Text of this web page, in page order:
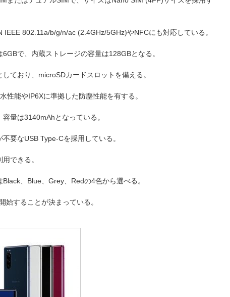
IEEE 802.11a/b/g/n/ac (2.4GHz/5GHz)やNFCにも対応している。
で、内蔵ストレージの容量は128GBとなる。
ており、microSDカードスロットを備える。
性能やIP6Xに準拠した防塵性能を有する。
量は3140mAhとなっている。
要なUSB Type-Cを採用している。
できる。
、Blue、Grey、Redの4色から選べる。
始することが決まっている。